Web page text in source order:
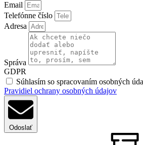
Email
Telefónne číslo
Adresa
Správa
GDPR
Súhlasím so spracovaním osobných
Pravidiel ochrany osobných údajov
Odoslať